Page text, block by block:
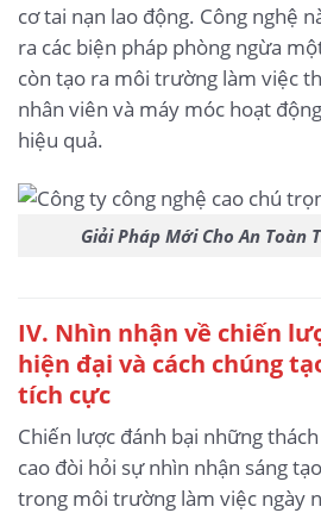
cơ tai nạn lao động. Công nghệ
ra các biện pháp phòng ngừa
còn tạo ra môi trường làm việc
nhân viên và máy móc hoạt
hiệu quả.
Giải Pháp Mới Cho An Toàn
IV. Nhìn nhận về chiến
hiện đại và cách chúng
tích cực
Chiến lược đánh bại những
cao đòi hỏi sự nhìn nhận sáng
trong môi trường làm việc ngày